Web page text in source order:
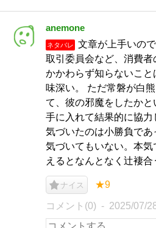
anemone
ネタバレ
文章が上手いの
取引委員会など、消費
かかわらず知らないこ
味深い。 ただ常磐が白
て、彼の邪魔をしたか
手に入れて結果的に協
気づいたのは小勝負であ
気づいてもいない。本
えるとなんとなく辻褄合
ナイス ★9
コメント(0) 2025/07/